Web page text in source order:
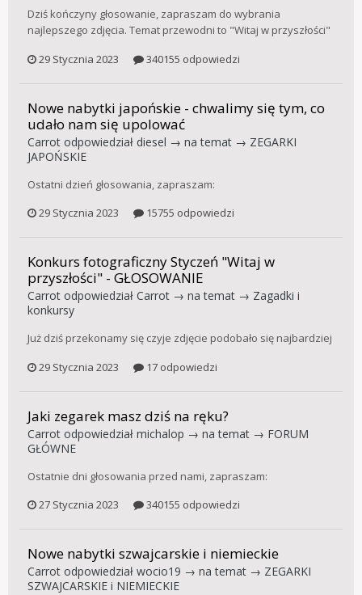
Dziś kończyny głosowanie, zapraszam do wybrania
najlepszego zdjęcia. Temat przewodni to "Witaj w przyszłości"
29 Stycznia 2023
340155 odpowiedzi
Nowe nabytki japońskie - chwalimy się tym, co
udało nam się upolować
Carrot odpowiedział diesel → na temat → ZEGARKI
JAPOŃSKIE
Ostatni dzień głosowania, zapraszam:
29 Stycznia 2023
15755 odpowiedzi
Konkurs fotograficzny Styczeń "Witaj w
przyszłości" - GŁOSOWANIE
Carrot odpowiedział Carrot → na temat → Zagadki i
konkursy
Już dziś przekonamy się czyje zdjęcie podobało się najbardziej
29 Stycznia 2023
17 odpowiedzi
Jaki zegarek masz dziś na ręku?
Carrot odpowiedział michalop → na temat → FORUM
GŁÓWNE
Ostatnie dni głosowania przed nami, zapraszam:
27 Stycznia 2023
340155 odpowiedzi
Nowe nabytki szwajcarskie i niemieckie
Carrot odpowiedział wocio19 → na temat → ZEGARKI
SZWAJCARSKIE i NIEMIECKIE